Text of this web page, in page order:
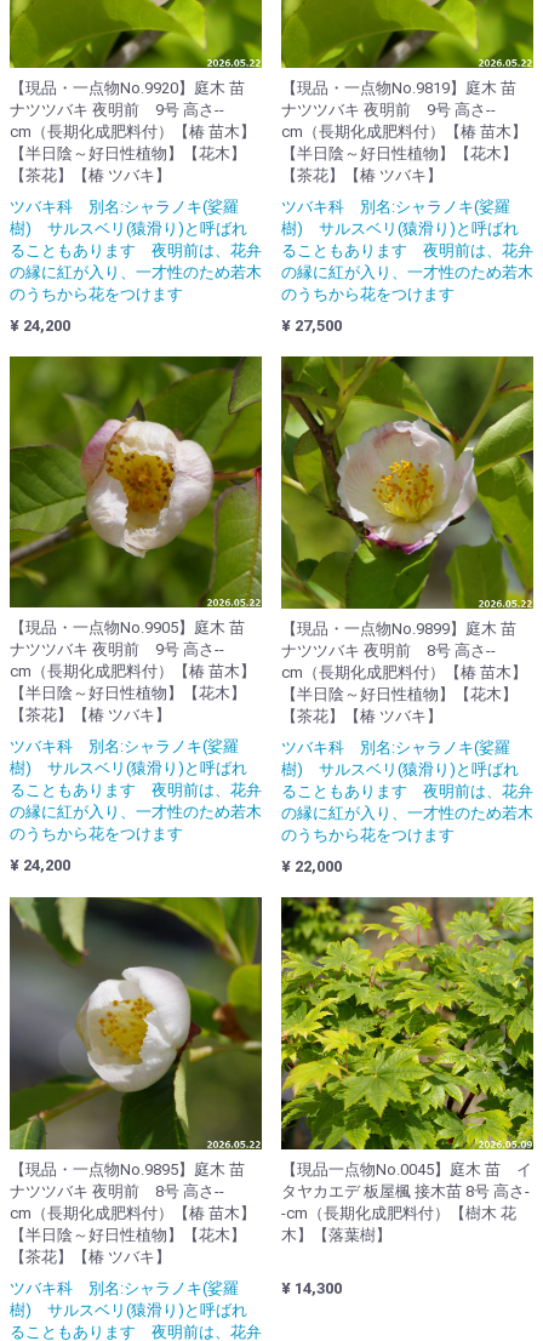
【現品・一点物No.9920】庭木 苗
ナツツバキ 夜明前 9号 高さ--
cm（長期化成肥料付）【椿 苗木】
【半日陰～好日性植物】【花木】
【茶花】【椿 ツバキ】
ツバキ科 別名:シャラノキ(娑羅
樹) サルスベリ(猿滑り)と呼ばれ
ることもあります 夜明前は、花弁
の縁に紅が入り、一才性のため若木
のうちから花をつけます
¥ 24,200
【現品・一点物No.9819】庭木 苗
ナツツバキ 夜明前 9号 高さ--
cm（長期化成肥料付）【椿 苗木】
【半日陰～好日性植物】【花木】
【茶花】【椿 ツバキ】
ツバキ科 別名:シャラノキ(娑羅
樹) サルスベリ(猿滑り)と呼ばれ
ることもあります 夜明前は、花弁
の縁に紅が入り、一才性のため若木
のうちから花をつけます
¥ 27,500
【現品・一点物No.9905】庭木 苗
ナツツバキ 夜明前 9号 高さ--
cm（長期化成肥料付）【椿 苗木】
【半日陰～好日性植物】【花木】
【茶花】【椿 ツバキ】
ツバキ科 別名:シャラノキ(娑羅
樹) サルスベリ(猿滑り)と呼ばれ
ることもあります 夜明前は、花弁
の縁に紅が入り、一才性のため若木
のうちから花をつけます
¥ 24,200
【現品・一点物No.9899】庭木 苗
ナツツバキ 夜明前 8号 高さ--
cm（長期化成肥料付）【椿 苗木】
【半日陰～好日性植物】【花木】
【茶花】【椿 ツバキ】
ツバキ科 別名:シャラノキ(娑羅
樹) サルスベリ(猿滑り)と呼ばれ
ることもあります 夜明前は、花弁
の縁に紅が入り、一才性のため若木
のうちから花をつけます
¥ 22,000
【現品・一点物No.9895】庭木 苗
ナツツバキ 夜明前 8号 高さ--
cm（長期化成肥料付）【椿 苗木】
【半日陰～好日性植物】【花木】
【茶花】【椿 ツバキ】
ツバキ科 別名:シャラノキ(娑羅
樹) サルスベリ(猿滑り)と呼ばれ
ることもあります 夜明前は、花弁
【現品一点物No.0045】庭木 苗 イ
タヤカエデ 板屋楓 接木苗 8号 高さ-
-cm（長期化成肥料付）【樹木 花
木】【落葉樹】
¥ 14,300